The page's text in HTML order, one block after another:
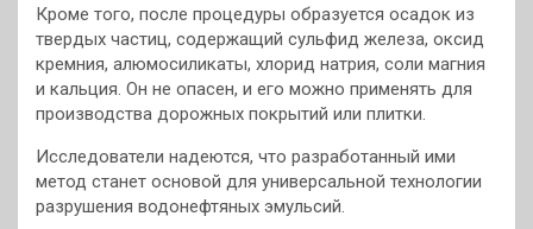
Кроме того, после процедуры образуется осадок из
твердых частиц, содержащий сульфид железа, оксид
кремния, алюмосиликаты, хлорид натрия, соли магния
и кальция. Он не опасен, и его можно применять для
производства дорожных покрытий или плитки.
Исследователи надеются, что разработанный ими
метод станет основой для универсальной технологии
разрушения водонефтяных эмульсий.